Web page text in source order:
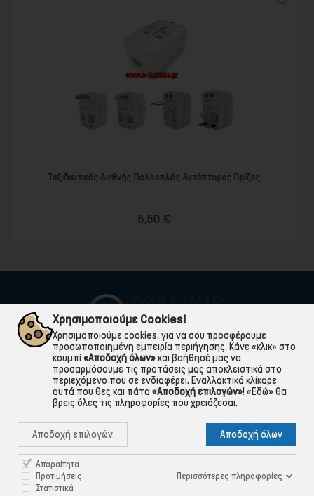
Πολλαπλός Αντάπτορας Πρίζας ΑΝΤΑΠΤΟΡ
ΠΛΗΡΟΦΟΡΙΕΣ
ΧΡΉΣΙΜΑ 
ΕΞΥΠΗΡΈΤΗΣΗ ΠΕΛΑΤΏΝ
Χρησιμοποιούμε Cookies!
Χρησιμοποιούμε cookies, για να σου προσφέρουμε
προσωποποιημένη εμπειρία περιήγησης. Κάνε «κλικ» στο
κουμπί«Αποδοχή όλων»και βοήθησέ μας να
προσαρμόσουμε τις προτάσεις μας αποκλειστικά στο
περιεχόμενο που σε ενδιαφέρει. Εναλλακτικά κλίκαρε
αυτά που θες και πάτα «Αποδοχή επιλογών»! «Εδώ» θα
βρεις όλες τις πληροφορίες που χρειάζεσαι.
Αποδοχή επιλογών Αποδοχή όλων
Απαραίτητα
Προτιμήσεις
Στατιστικά
Περισσότερες πληροφορίες